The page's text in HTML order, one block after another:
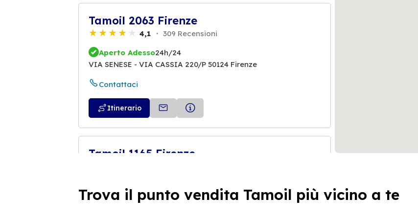
Tamoil 2063 Firenze
4,1 309 Recensioni
Aperto Adesso24h/24
VIA SENESE - VIA CASSIA 220/P 50124 Firenze
Contattaci
Itinerario
Tamoil 1165 Firenze
Aperto Adesso
VIA CAVE DI MONTERIPALDI SNC 50125 Firenze
Trova il punto vendita Tamoil più vicino a te